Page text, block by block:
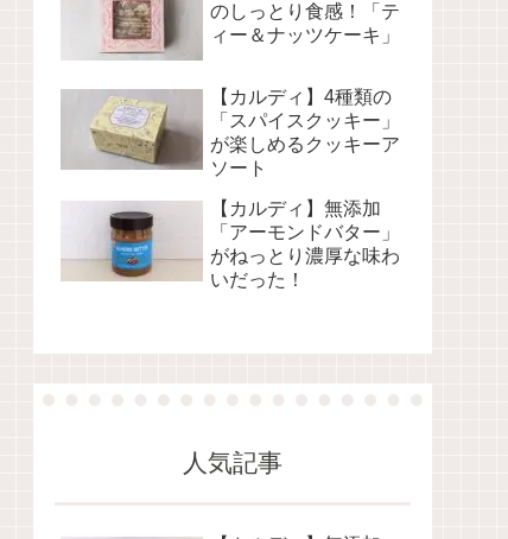
のしっとり食感！「テ
ィー＆ナッツケーキ」
【カルディ】4種類の
「スパイスクッキー」
が楽しめるクッキーア
ソート
【カルディ】無添加
「アーモンドバター」
がねっとり濃厚な味わ
いだった！
人気記事